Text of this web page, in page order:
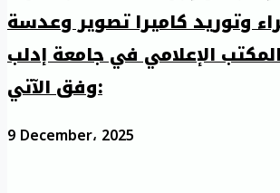
وتوريد كاميرا تصوير وعدسة
الإعلامي في جامعة إدلب
وفق الآتي:
9 December، 2025